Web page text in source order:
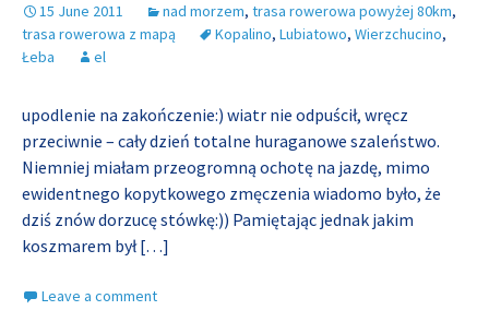
15 June 2011 nad morzem, trasa rowerowa powyżej 80km,
trasa rowerowa z mapą
Kopalino, Lubiatowo, Wierzchucino,
Łeba
el
upodlenie na zakończenie:) wiatr nie odpuścił, wręcz
przeciwnie – cały dzień totalne huraganowe szaleństwo.
Niemniej miałam przeogromną ochotę na jazdę, mimo
ewidentnego kopytkowego zmęczenia wiadomo było, że
dziś znów dorzucę stówkę:)) Pamiętając jednak jakim
koszmarem był[…]
Leave a comment